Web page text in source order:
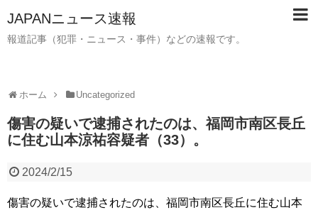
JAPANニュース速報
報道記事（犯罪・ニュース・事件）などの速報です。
ホーム Uncategorized
傷害の疑いで逮捕されたのは、福岡市南区長丘
に住む山本涼祐容疑者（33）。
2024/2/15
傷害の疑いで逮捕されたのは、福岡市南区長丘に住む山本